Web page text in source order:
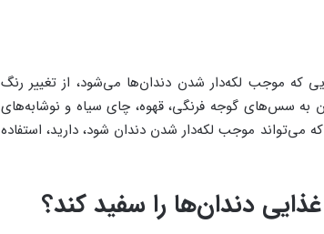
که موجب لکه‌دار شدن دندان‌ها می‌شود، از تغییر رنگ
به سس‌های گوجه فرنگی، قهوه، چای سیاه و نوشابه‌های
می‌تواند موجب لکه‌دار شدن دندان شود، دارید، استفاده
دندان‌ها را سفید کند؟